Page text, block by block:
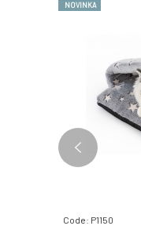
NOVINKA
Code: P1150